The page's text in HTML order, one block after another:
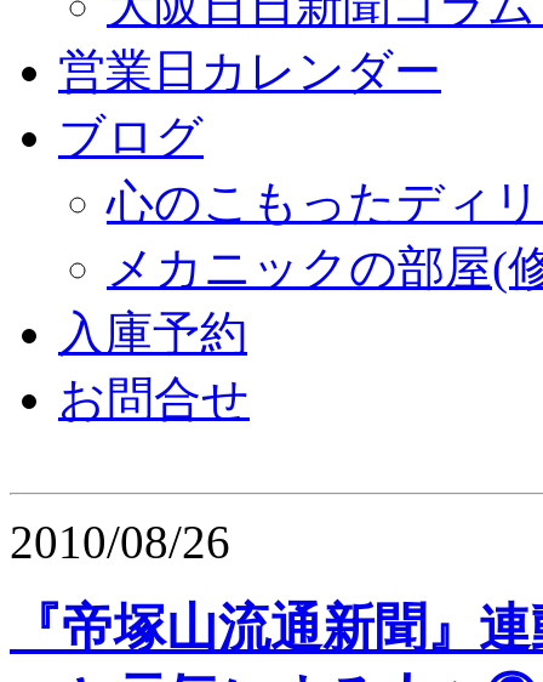
営業日カレンダー
ブログ
心のこもったディ
メカニックの部屋(
入庫予約
お問合せ
2010/08/26
『帝塚山流通新聞